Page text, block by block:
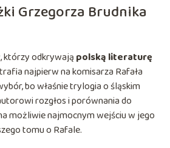
Grzegorza Brudnika
którzy odkrywają polską literaturę
najpierw na komisarza Rafała
bo właśnie trylogia o śląskim
rozgłos i porównania do
możliwie najmocnym wejściu w jego
tomu o Rafale.